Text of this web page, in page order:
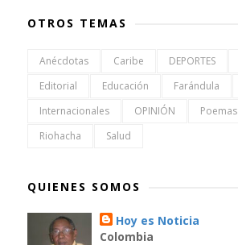
OTROS TEMAS
Anécdotas Caribe DEPORTES
Editorial
Educación Farándula
Internacionales
OPINIÓN Poemas
Riohacha
Salud
QUIENES SOMOS
Hoy es Noticia
Colombia